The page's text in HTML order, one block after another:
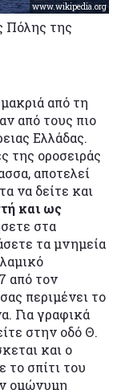
www.wikipedia.org
Πόλης της
από τη
από τους πιο
Ελλάδας.
της οροσειράς
αποτελεί
να δείτε και
και ως
στα
τα μνημεία
από τον
περιμένει το
Για γραφικά
στην οδό Θ.
και ο
το σπίτι του
ομώνυμη